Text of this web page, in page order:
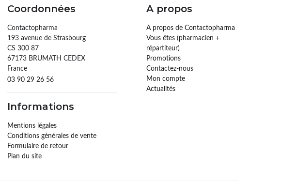
Coordonnées
Contactopharma
193 avenue de Strasbourg
CS 300 87
67173 BRUMATH CEDEX
France
03 90 29 26 56
Informations
Mentions légales
Conditions générales de vente
Formulaire de retour
Plan du site
A propos
A propos de Contactopharma
Vous êtes (pharmacien +
répartiteur)
Promotions
Contactez-nous
Mon compte
Actualités